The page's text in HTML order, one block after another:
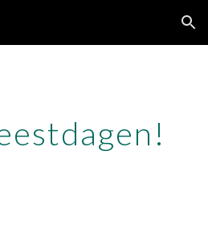
Skip to navigation